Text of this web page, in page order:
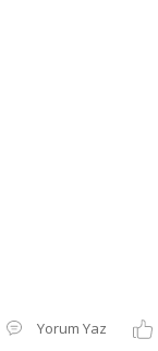
Yorum Yaz